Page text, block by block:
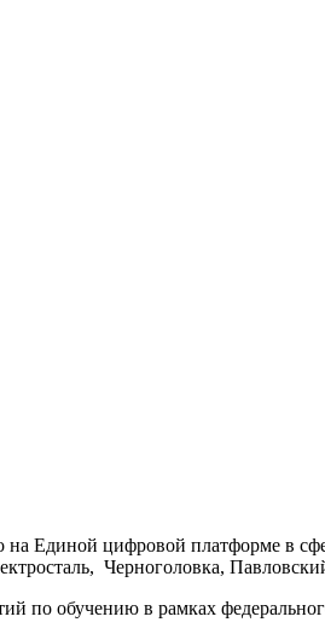
на Единой цифровой платформе в
Черноголовка,
по обучению в рамках